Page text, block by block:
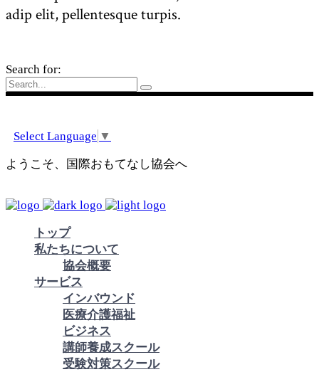
adip elit, pellentesque turpis.
Search for:
Select Language ▼
ようこそ、国際おもてなし協会へ
トップ
私たちについて
協会概要
サービス
インバウンド
医療介護福祉
ビジネス
講師養成スクール
受験対策スクール